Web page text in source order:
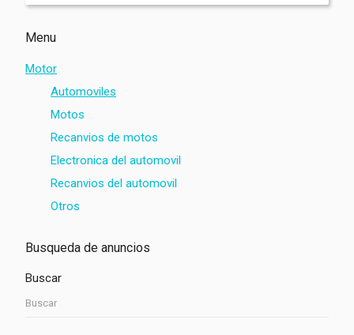
Menu
Motor
Automoviles
Motos
Recanvios de motos
Electronica del automovil
Recanvios del automovil
Otros
Busqueda de anuncios
Buscar